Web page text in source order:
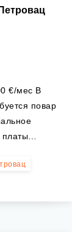
€/мес В
повар
платы…